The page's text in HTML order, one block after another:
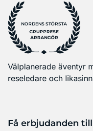
NORDENS STÖRSTA
GRUPPRESE
ARRANGÖR
Välplanerade äventyr
reseledare och
Få erbjudanden